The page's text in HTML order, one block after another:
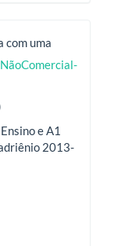
com uma
e A1
2013-